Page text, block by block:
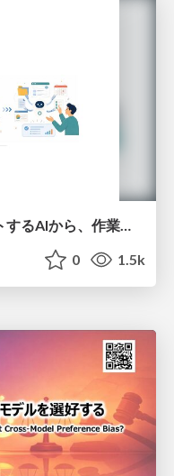
[しろおび夏祭り2026] チャットするAIから、作業するAIへ - 使われ方の変化と、その裏側で起きていること
0 1.5k